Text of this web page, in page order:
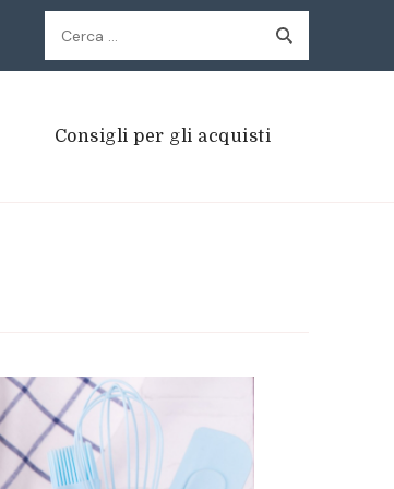
Ricerca
per:
Consigli per gli acquisti